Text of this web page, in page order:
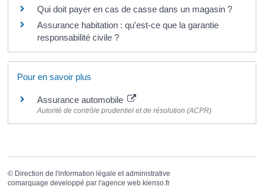
Qui doit payer en cas de casse dans un magasin ?
Assurance habitation : qu'est-ce que la garantie
responsabilité civile ?
Pour en savoir plus
Assurance automobile
Autorité de contrôle prudentiel et de résolution (ACPR)
© Direction de l'information légale et administrative
comarquage developpé par l'agence web kienso.fr